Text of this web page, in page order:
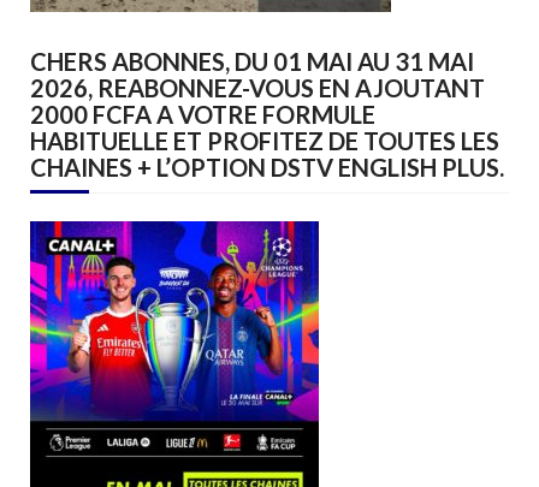
CHERS ABONNES, DU 01 MAI AU 31 MAI
2026, REABONNEZ-VOUS EN AJOUTANT
2000 FCFA A VOTRE FORMULE
HABITUELLE ET PROFITEZ DE TOUTES LES
CHAINES + L’OPTION DSTV ENGLISH PLUS.